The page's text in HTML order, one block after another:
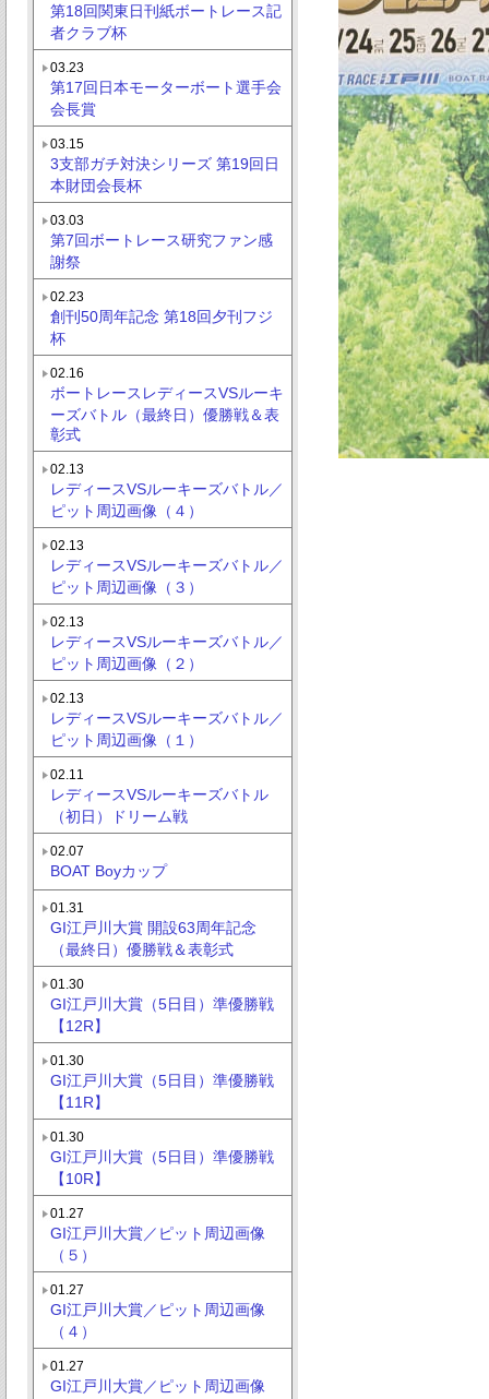
第18回関東日刊紙ボートレース記
者クラブ杯
03.23
第17回日本モーターボート選手会
会長賞
03.15
3支部ガチ対決シリーズ 第19回日
本財団会長杯
03.03
第7回ボートレース研究ファン感
謝祭
02.23
創刊50周年記念 第18回夕刊フジ
杯
02.16
ボートレースレディースVSルーキ
ーズバトル（最終日）優勝戦＆表
彰式
02.13
レディースVSルーキーズバトル／
ピット周辺画像（４）
02.13
レディースVSルーキーズバトル／
ピット周辺画像（３）
02.13
レディースVSルーキーズバトル／
ピット周辺画像（２）
02.13
レディースVSルーキーズバトル／
ピット周辺画像（１）
02.11
レディースVSルーキーズバトル
（初日）ドリーム戦
02.07
BOAT Boyカップ
01.31
GI江戸川大賞 開設63周年記念
（最終日）優勝戦＆表彰式
01.30
GI江戸川大賞（5日目）準優勝戦
【12R】
01.30
GI江戸川大賞（5日目）準優勝戦
【11R】
01.30
GI江戸川大賞（5日目）準優勝戦
【10R】
01.27
GI江戸川大賞／ピット周辺画像
（５）
01.27
GI江戸川大賞／ピット周辺画像
（４）
01.27
GI江戸川大賞／ピット周辺画像